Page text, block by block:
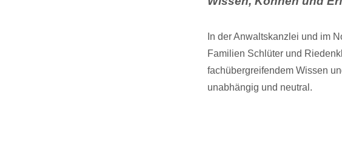
In der Anwaltskanzlei und im
Familien Schlüter und
fachübergreifendem Wissen
unabhängig und neutral.